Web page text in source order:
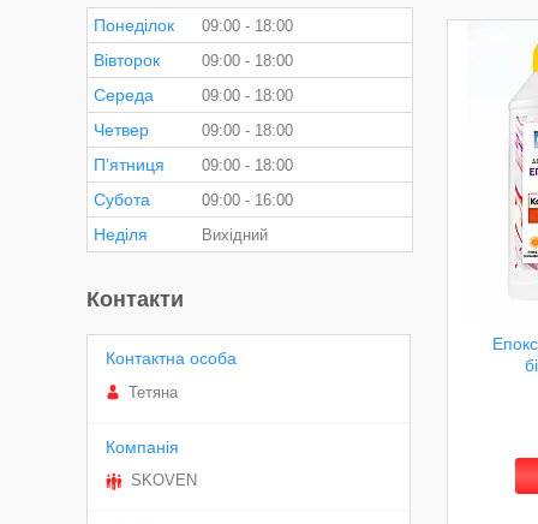
Понеділок 09:00 18:00
Вівторок 09:00 18:00
Середа 09:00 18:00
Четвер 09:00 18:00
Пʼятниця 09:00 18:00
Субота 09:00 16:00
Неділя Вихідний
Контакти
Тетяна
SKOVEN